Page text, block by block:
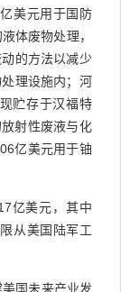
亿美元用于国防
体废物处理，
的方法以减少
理设施内；河
贮存于汉福特
射性废液与化
亿美元用于铀
亿美元，其中
从美国陆军工
国未来产业发